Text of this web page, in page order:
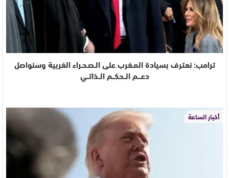
ترامب: نعترف بسيادة المـغرب على الـصـحـراء الغربية وسنواصل
دعـــم الــحكــم الــذاتــي
أخبار الساعة